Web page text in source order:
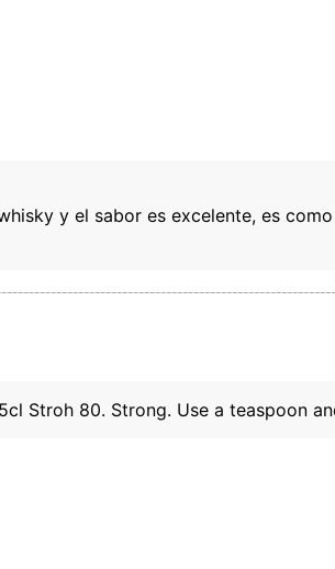
y el sabor es excelente, es
Stroh 80. Strong. Use a teaspoon